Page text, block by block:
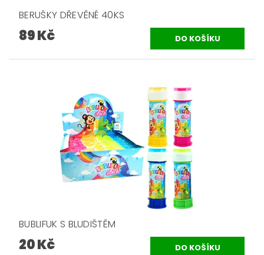
BERUŠKY DŘEVĚNÉ 40KS
89 Kč
BUBLIFUK S BLUDIŠTĚM
20 Kč